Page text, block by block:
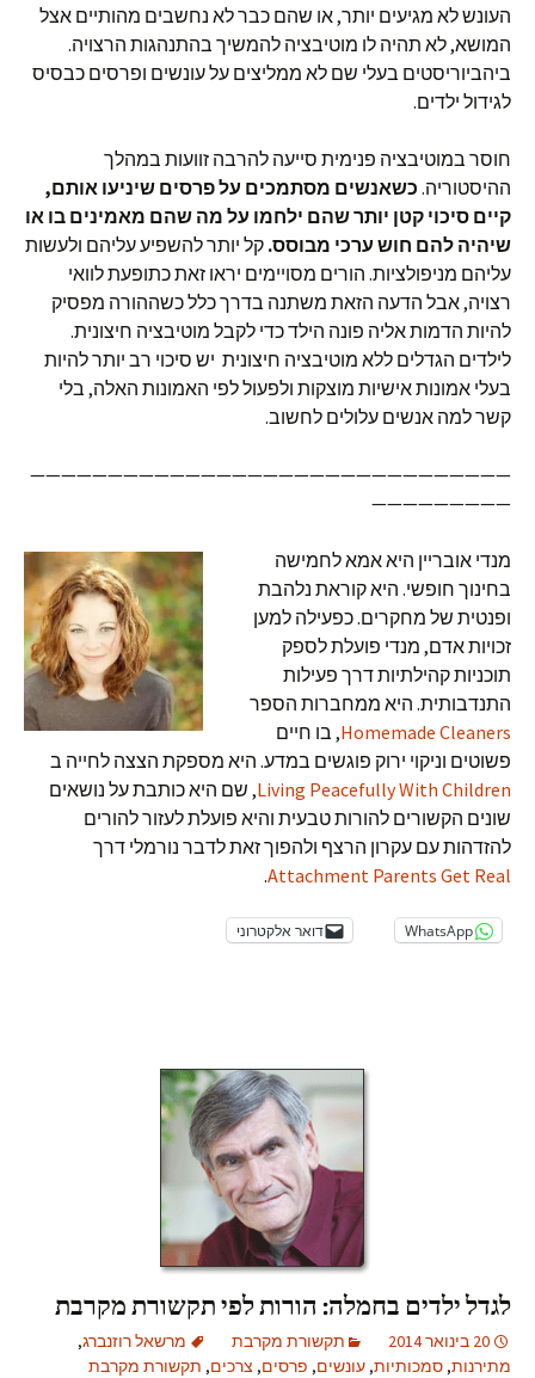
העונש לא מגיעים יותר, או שהם כבר לא נחשבים מהותיים אצל
המושא, לא תהיה לו מוטיבציה להמשיך בהתנהגות הרצויה.
ביהביוריסטים בעלי שם לא ממליצים על עונשים ופרסים כבסיס
לגידול ילדים.
חוסר במוטיבציה פנימית סייעה להרבה זוועות במהלך
ההיסטוריה. כשאנשים מסתמכים על פרסים שיניעו אותם,
קיים סיכוי קטן יותר שהם ילחמו על מה שהם מאמינים בו או
שיהיה להם חוש ערכי מבוסס. קל יותר להשפיע עליהם ולעשות
עליהם מניפולציות. הורים מסויימים יראו זאת כתופעת לוואי
רצויה, אבל הדעה הזאת משתנה בדרך כלל כשההורה מפסיק
להיות הדמות אליה פונה הילד כדי לקבל מוטיבציה חיצונית.
לילדים הגדלים ללא מוטיבציה חיצונית יש סיכוי רב יותר להיות
בעלי אמונות אישיות מוצקות ולפעול לפי האמונות האלה, בלי
קשר למה אנשים עלולים לחשוב.
———————————————————————————————
—————————
מנדי אובריין היא אמא לחמישה
בחינוך חופשי. היא קוראת נלהבת
ופנטית של מחקרים. כפעילה למען
זכויות אדם, מנדי פועלת לספק
תוכניות קהילתיות דרך פעילות
התנדבותית. היא ממחברות הספר
Homemade Cleaners, בו חיים
פשוטים וניקוי ירוק פוגשים במדע. היא מספקת הצצה לחייה ב
Living Peacefully With Children, שם היא כותבת על נושאים
שונים הקשורים להורות טבעית והיא פועלת לעזור להורים
להזדהות עם עקרון הרצף ולהפוך זאת לדבר נורמלי דרך
Attachment Parents Get Real
.
WhatsApp דואר אלקטרוני
לגדל ילדים בחמלה: הורות לפי תקשורת מקרבת
20 בינואר 2014 תקשורת מקרבת מרשאל רוזנברג,
מתירנות, סמכותיות, עונשים, פרסים, צרכים, תקשורת מקרבת